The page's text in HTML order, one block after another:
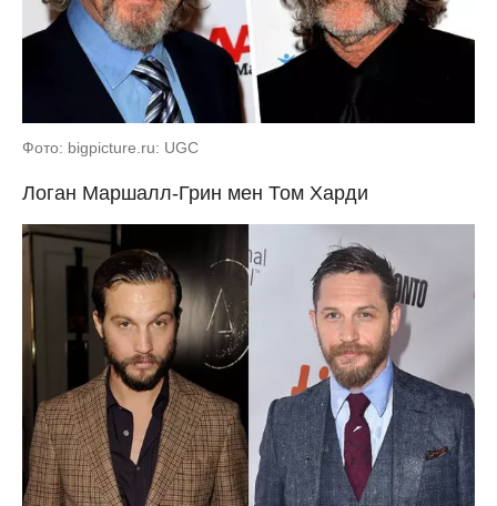
Фото: bigpicture.ru: UGC
Логан Маршалл-Грин мен Том Харди